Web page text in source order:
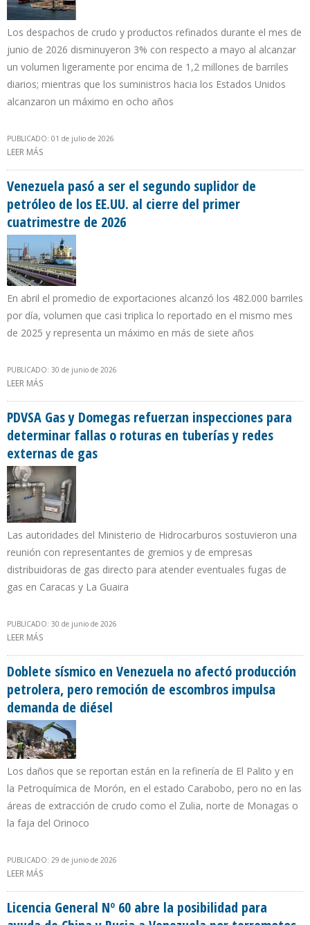
Los despachos de crudo y productos refinados durante el mes de
junio de 2026 disminuyeron 3% con respecto a mayo al alcanzar
un volumen ligeramente por encima de 1,2 millones de barriles
diarios; mientras que los suministros hacia los Estados Unidos
alcanzaron un máximo en ocho años
PUBLICADO: 01 de julio de 2026
LEER MÁS
Venezuela pasó a ser el segundo suplidor de
petróleo de los EE.UU. al cierre del primer
cuatrimestre de 2026
En abril el promedio de exportaciones alcanzó los 482.000 barriles
por día, volumen que casi triplica lo reportado en el mismo mes
de 2025 y representa un máximo en más de siete años
PUBLICADO: 30 de junio de 2026
LEER MÁS
2026
PDVSA Gas y Domegas refuerzan inspecciones para
determinar fallas o roturas en tuberías y redes
externas de gas
Las autoridades del Ministerio de Hidrocarburos sostuvieron una
reunión con representantes de gremios y de empresas
distribuidoras de gas directo para atender eventuales fugas de
gas en Caracas y La Guaira
PUBLICADO: 30 de junio de 2026
LEER MÁS
DE GAS
Doblete sísmico en Venezuela no afectó producción
petrolera, pero remoción de escombros impulsa
demanda de diésel
Los daños que se reportan están en la refinería de El Palito y en
la Petroquímica de Morón, en el estado Carabobo, pero no en las
áreas de extracción de crudo como el Zulia, norte de Monagas o
la faja del Orinoco
PUBLICADO: 29 de junio de 2026
LEER MÁS
IMPULSA DEMANDA DE DIÉSEL
Licencia General Nº 60 abre la posibilidad para